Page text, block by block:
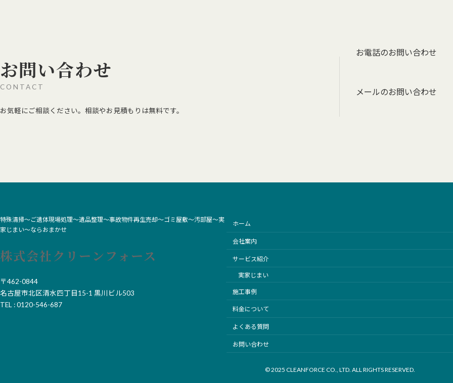
お問い合わせ
CONTACT
お気軽にご相談ください。相談やお見積もりは無料です。
お電話のお問い合わせ
メールのお問い合わせ
特殊清掃〜ご遺体現場処理～遺品整理～事故物件再生売却～ゴミ屋敷～汚部屋〜実
家じまい〜ならおまかせ
株式会社クリーンフォース
〒462-0844
名古屋市北区清水四丁目15-1 黒川ビル503
TEL : 0120-546-687
ホーム
会社案内
サービス紹介
実家じまい
施工事例
料金について
よくある質問
お問い合わせ
© 2025 CLEANFORCE CO., LTD. ALL RIGHTS RESERVED.